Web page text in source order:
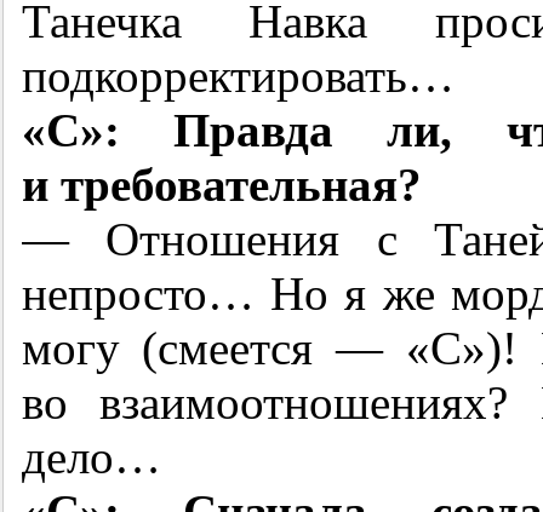
Танечка Навка
подкорректировать…
«С»: Правда ли,
и требовательная?
— Отношения с Таней
непросто… Но я же
могу (смеется — «С»)!
во
дело…